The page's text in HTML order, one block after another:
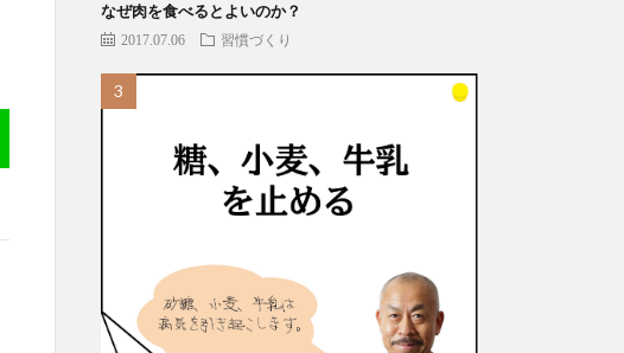
なぜ肉を食べるとよいのか？
2017.07.06 習慣づくり